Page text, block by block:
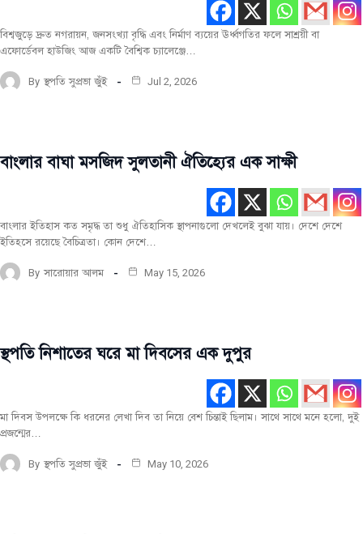
বিশ্বজুড়ে দ্রুত নগরায়ন, জনসংখ্যা বৃদ্ধি এবং নির্মাণ ব্যয়ের ঊর্ধ্বগতির ফলে সাশ্রয়ী বা
এফোর্ডেবল হাউজিং আজ একটি বৈশ্বিক চ্যালেঞ্জে…
By স্থপতি সুপ্রভা জুঁই Jul 2, 2026
টপ-পোস্ট
স্থাপনা
মূল রচনা
বাংলার বাঘা মসজিদ সুলতানী ঐতিহ্যের এক সাক্ষী
বাংলার ইতিহাস কত সমৃদ্ধ তা শুধু ঐতিহাসিক স্থাপনাগুলো দেখলেই বুঝা যায়। দেশে দেশে
ইতিহসে রয়েছে বৈচিত্রতা। কোন দেশে…
By সারোয়ার আলম May 15, 2026
মূল
স্থপতি নিশাতের ঘরে মা দিবসের এক দুপুর
মা দিবস উপলক্ষে কি ধরনের লেখা দিব তা নিয়ে বেশ চিন্তাই ছিলাম। সাথে সাথে মনে হলো, দুই
প্রজন্মের…
By স্থপতি সুপ্রভা জুঁই May 10, 2026